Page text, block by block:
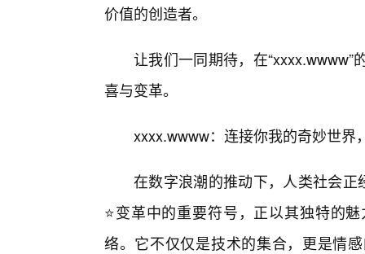
价值的创造者。
让我们一同期待，在
喜与变革。
xxxx.wwww：连接你我的奇妙世界
在数字浪潮的推动下，人类社会正
⭐变革中的重要符号，正以其独特的
络。它不仅仅是技术的集合，更是情